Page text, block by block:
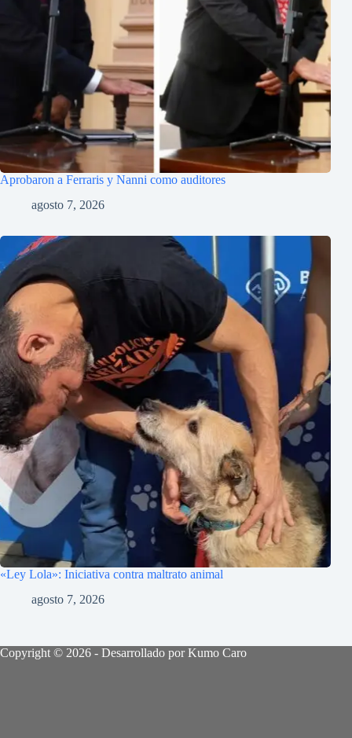
Aprobaron a Ferraris y Nanni como auditores
agosto 7, 2026
«Ley Lola»: Iniciativa contra maltrato animal
agosto 7, 2026
Copyright © 2026 - Desarrollado por Kumo Caro